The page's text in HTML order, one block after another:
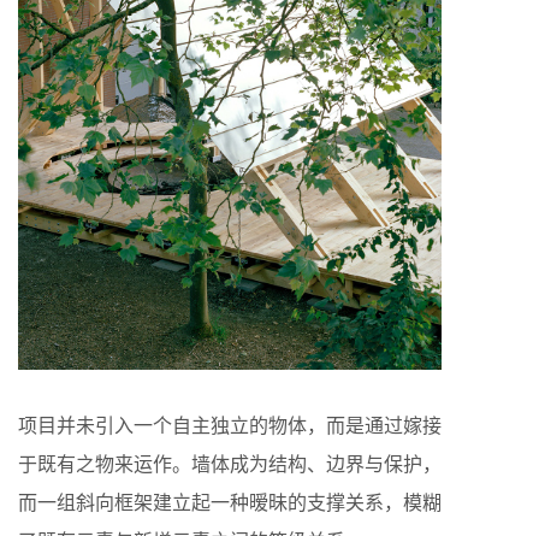
项目并未引入一个自主独立的物体，而是通过嫁接
于既有之物来运作。墙体成为结构、边界与保护，
而一组斜向框架建立起一种暧昧的支撑关系，模糊